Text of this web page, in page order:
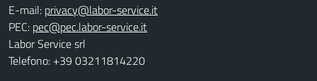
E-mail:
PEC:
Labor Service srl
Telefono: +39 03211814220